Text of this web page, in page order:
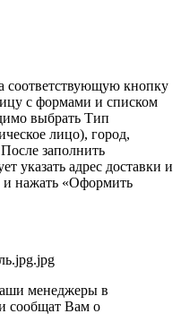
соответствующую кнопку
с формами и списком
выбрать Тип
лицо), город,
заполнить
указать адрес доставки и
и нажать «Оформить
менеджеры в
сообщат Вам о